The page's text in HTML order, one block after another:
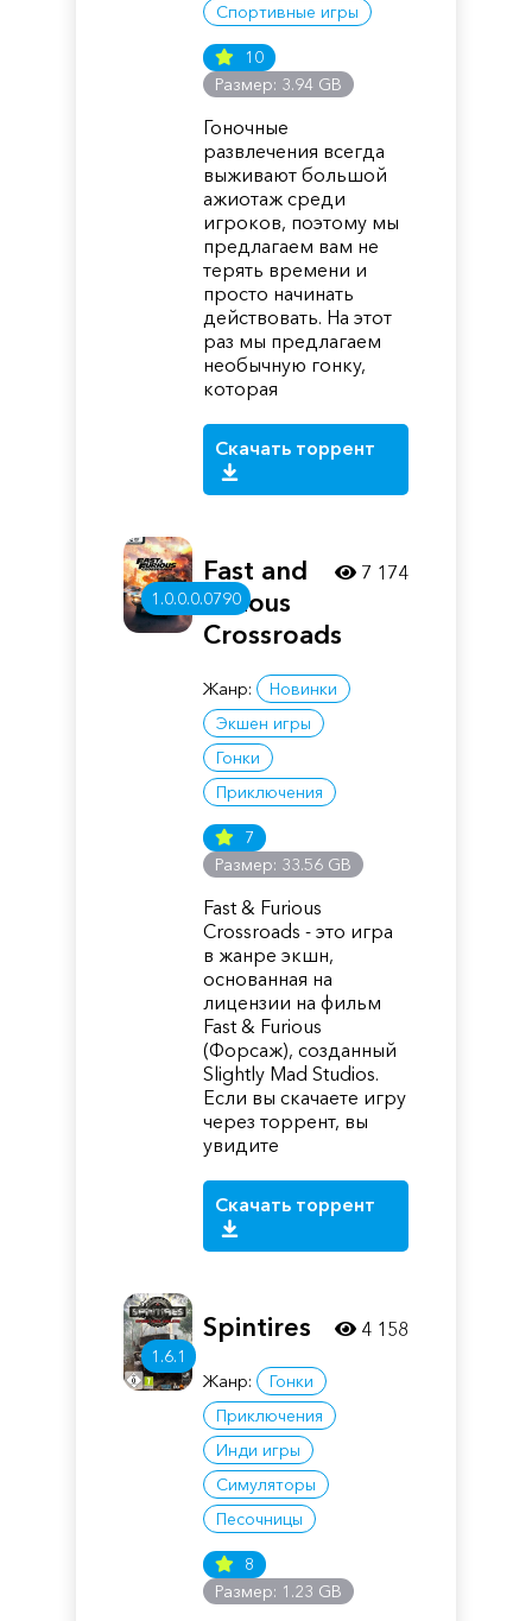
Спортивные игры
10
Размер: 3.94 GB
Гоночные
развлечения всегда
выживают большой
ажиотаж среди
игроков, поэтому мы
предлагаем вам не
терять времени и
просто начинать
действовать. На этот
раз мы предлагаем
необычную гонку,
которая
Скачать торрент
1.0.0.0.0790
Fast and
Furious
Crossroads
Жанр:
Новинки
Экшен игры
Гонки
Приключения
7
Размер: 33.56 GB
Fast & Furious
Crossroads - это игра
в жанре экшн,
основанная на
лицензии на фильм
Fast & Furious
(Форсаж), созданный
Slightly Mad Studios.
Если вы скачаете игру
через торрент, вы
увидите
Скачать торрент
7 174
1.6.1
Spintires
Жанр:
Гонки
Приключения
Инди игры
Симуляторы
Песочницы
8
Размер: 1.23 GB
4 158